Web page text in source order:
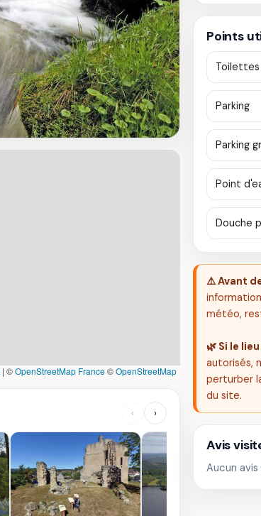
| ©OpenStreetMap France©OpenStreetMap
‹ ›
Points
Toilettes
Parking
Parking
Point
Douche
⚠️ Avant
météo,
🌿 Si le
autorisés,
perturber
du site.
Avis
Aucun